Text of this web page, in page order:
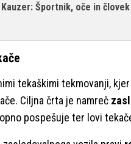
Športnik, oče in
tekaškimi tekmovanji,
Ciljna črta je namreč
pospešuje ter lovi